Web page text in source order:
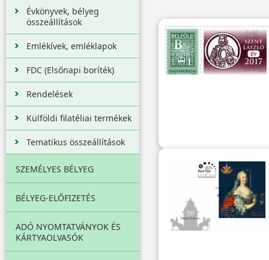
Évkönyvek, bélyeg
összeállítások
Emlékívek, emléklapok
FDC (Elsőnapi boríték)
Rendelések
Külföldi filatéliai termékek
Tematikus összeállítások
SZEMÉLYES BÉLYEG
BÉLYEG-ELŐFIZETÉS
ADÓ NYOMTATVÁNYOK ÉS
KÁRTYAOLVASÓK